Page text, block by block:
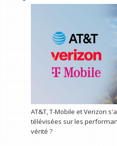
AT&T, T-Mobile et Verizon
télévisées sur les
vérité ?